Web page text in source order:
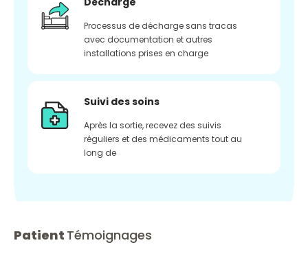
Processus de décharge sans tracas
avec documentation et autres
installations prises en charge
Suivi des soins
Après la sortie, recevez des suivis
réguliers et des médicaments tout au
long de
Patient Témoignages